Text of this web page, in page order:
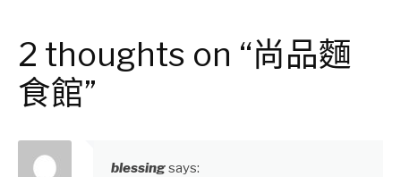
2 thoughts on “尚品麵
食館”
blessingsays: